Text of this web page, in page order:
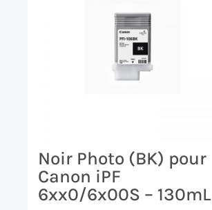
Noir Photo (BK) pour
Canon iPF
6xx0/6x00S – 130mL